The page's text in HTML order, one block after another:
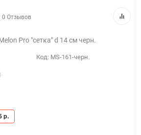
0 Отзывов
Pro "сетка" d 14 см черн.
Код: MS-161-черн.
р.